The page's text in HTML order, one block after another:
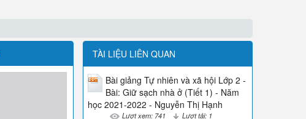
TÀI LIỆU LIÊN QUAN
Bài giảng Tự nhiên và xã hội Lớp 2 -
Bài: Giữ sạch nhà ở (Tiết 1) - Năm
học 2021-2022 - Nguyễn Thị Hạnh
Lượt xem: 741 Lượt tải: 1